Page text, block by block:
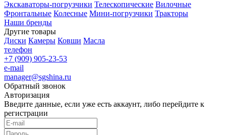
Экскаваторы-погрузчики Телескопические Вилочные
Фронтальные Колесные Мини-погрузчики Тракторы
Наши бренды
Другие товары
Диски Камеры Ковши Масла
телефон
+7 (909) 905-23-53
e-mail
manager@sgshina.ru
Обратный звонок
Авторизация
Введите данные, если уже есть аккаунт, либо перейдите к
регистрации